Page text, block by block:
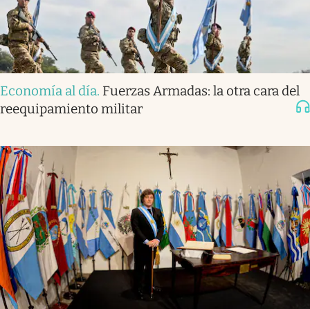
Economía al día. Fuerzas Armadas: la otra cara del
reequipamiento militar